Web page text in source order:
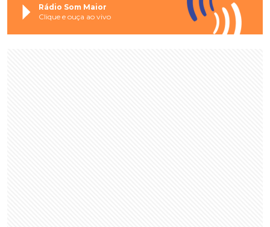
Rádio Som Maior
Clique e ouça ao vivo